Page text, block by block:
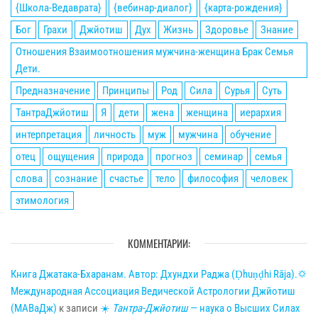
{Школа-Ведаврата}
{вебинар-диалог}
{карта-рождения}
Бог
Грахи Джйотиш Дух Жизнь Здоровье
Знание
Отношения Взаимоотношения мужчина-женщина Брак Семья
Дети.
Предназначение
Принципы Род Сила Сурья
Суть
ТантраДжйотиш
Я дети жена женщина
иерархия
интерпретация
личность муж мужчина
обучение
отец
ощущения природа прогноз семинар
семья
слова
сознание счастье тело философия
человек
этимология
КОММЕНТАРИИ:
Книга Джатака-Бхаранам. Автор: Дхундхи Раджа (Ḍhuṇḍhi Rāja).🌣
Международная Ассоциация Ведической Астрологии Джйотиш
(МАВаДж) к записи ☀ Тантра-Джйотиш— наука о Высших Силах